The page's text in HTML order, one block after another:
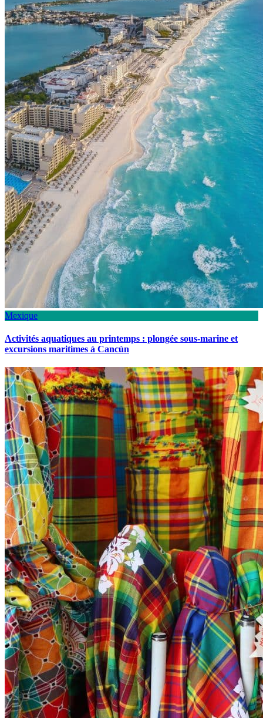
Mexique
Activités aquatiques au printemps : plongée sous-marine et
excursions maritimes à Cancún